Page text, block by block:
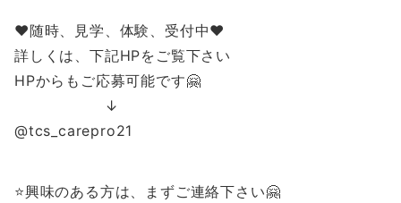
❤️随時、見学、体験、受付中❤️
詳しくは、下記HPをご覧下さい
HPからもご応募可能です🤗
↓
@tcs_carepro21
⭐️興味のある方は、まずご連絡下さい🤗